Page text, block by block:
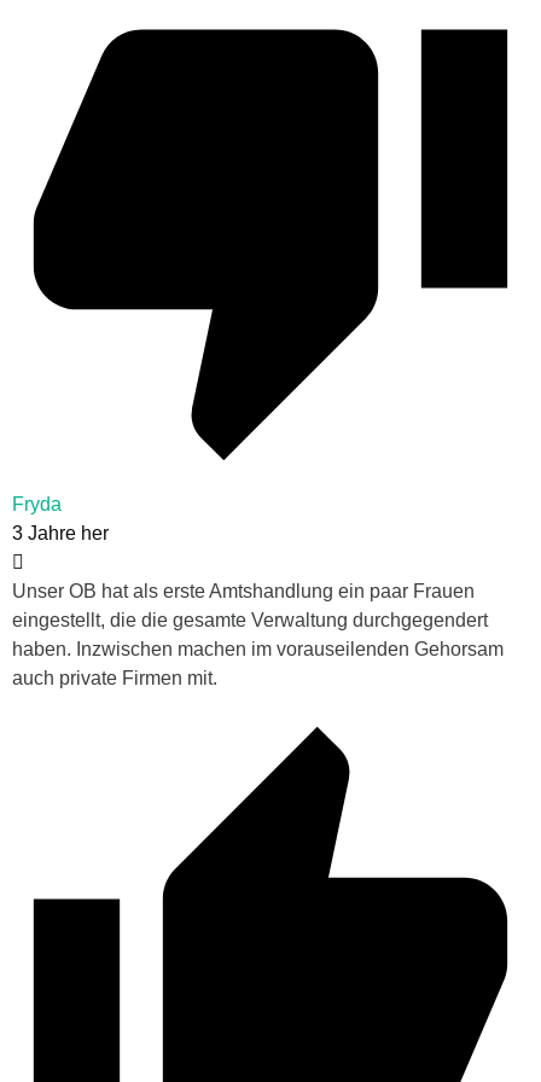
Fryda
3 Jahre her
Unser OB hat als erste Amtshandlung ein paar Frauen
eingestellt, die die gesamte Verwaltung durchgegendert
haben. Inzwischen machen im vorauseilenden Gehorsam
auch private Firmen mit.